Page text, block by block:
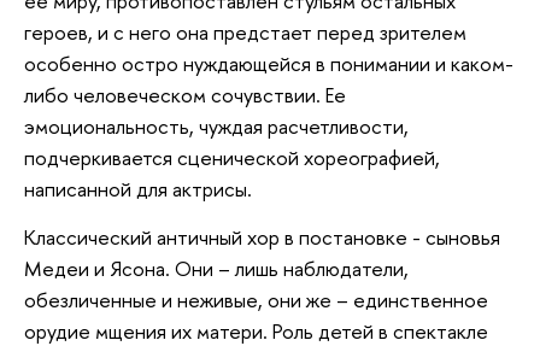
героев, и с него она предстает перед зрителем
особенно остро нуждающейся в понимании и каком-
либо человеческом сочувствии. Ее
эмоциональность, чуждая расчетливости,
подчеркивается сценической хореографией,
написанной для актрисы.
Классический античный хор в постановке - сыновья
Медеи и Ясона. Они – лишь наблюдатели,
обезличенные и неживые, они же – единственное
орудие мщения их матери. Роль детей в спектакле